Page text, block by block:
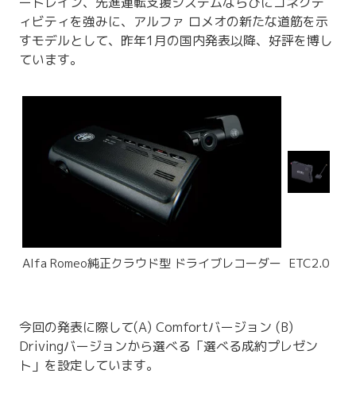
ィビティを強みに、アルファ ロメオの新たな道筋を示
すモデルとして、昨年1月の国内発表以降、好評を博し
ています。
Alfa Romeo純正クラウド型 ドライブレコーダー ETC2.0
今回の発表に際して(A) Comfortバージョン (B)
Drivingバージョンから選べる「選べる成約プレゼン
ト」を設定しています。